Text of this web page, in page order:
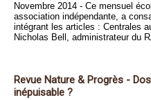
Novembre 2014 - Ce mensuel
association indépendante, a
intégrant les articles : Centrales
Nicholas Bell, administrateur du
Revue Nature & Progrès -
inépuisable ?